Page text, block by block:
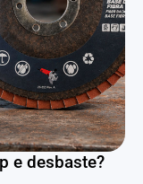
e desbaste?